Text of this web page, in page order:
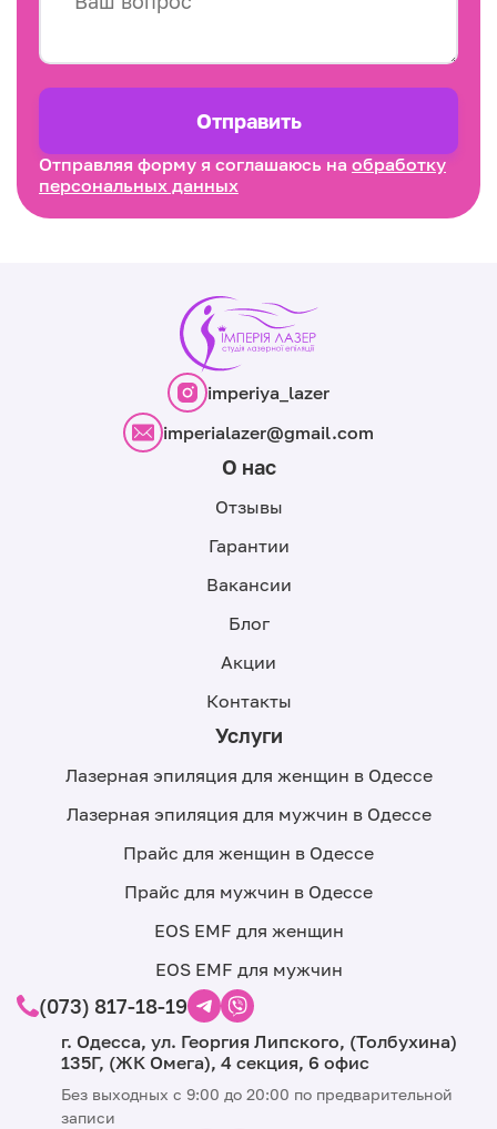
Отправить
Отправляя форму я соглашаюсь на обработку
персональных данных
imperiya_lazer
imperialazer@gmail.com
О нас
Отзывы
Гарантии
Вакансии
Блог
Акции
Контакты
Услуги
Лазерная эпиляция для женщин в Одессе
Лазерная эпиляция для мужчин в Одессе
Прайс для женщин в Одессе
Прайс для мужчин в Одессе
EOS EMF для женщин
EOS EMF для мужчин
(073) 817-18-19
г. Одесса, ул. Георгия Липского, (Толбухина)
135Г, (ЖК Омега), 4 секция, 6 офис
Без выходных с 9:00 до 20:00 по предварительной
записи